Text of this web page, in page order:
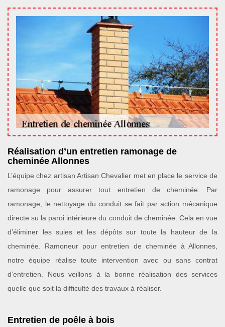
Réalisation d’un entretien ramonage de
cheminée Allonnes
L’équipe chez artisan Artisan Chevalier met en place le service de
ramonage pour assurer tout entretien de cheminée. Par
ramonage, le nettoyage du conduit se fait par action mécanique
directe su la paroi intérieure du conduit de cheminée. Cela en vue
d’éliminer les suies et les dépôts sur toute la hauteur de la
cheminée. Ramoneur pour entretien de cheminée à Allonnes,
notre équipe réalise toute intervention avec ou sans contrat
d’entretien. Nous veillons à la bonne réalisation des services
quelle que soit la difficulté des travaux à réaliser.
Entretien de poêle à bois